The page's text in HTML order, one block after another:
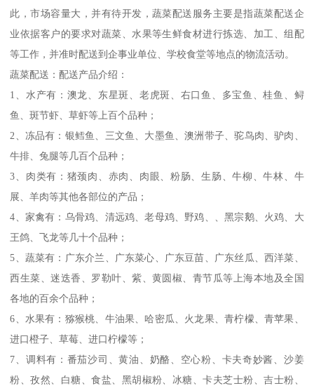
此，市场容量大，并有待开发，蔬菜配送服务主要是指蔬菜配送企
业依据客户的要求对蔬菜、水果等生鲜食材进行拣选、加工、组配
等工作，并准时配送到企事业单位、学校食堂等地点的物流活动。
蔬菜配送：配送产品介绍：
1、水产有：澳龙、东星斑、老虎斑、右口鱼、多宝鱼、桂鱼、鲟
鱼、斑节虾、草虾等上百个品种；
2、冻品有：银鳕鱼、三文鱼、大墨鱼、澳洲带子、驼鸟肉、驴肉、
牛排、兔腿等几百个品种；
3、肉类有：猪颈肉、赤肉、肉眼、粉肠、生肠、牛柳、牛林、牛
展、羊肉等其他各部位的产品；
4、家禽有：乌骨鸡、清远鸡、老母鸡、野鸡、、黑宗鹅、火鸡、大
王鸽、飞龙等几十个品种；
5、蔬菜有：广东介兰、广东菜心、广东豆苗、广东丝瓜、西洋菜、
西生菜、迷迭香、罗勒叶、紫、黄圆椒、青节瓜等上海本地及全国
各地的百余个品种；
6、水果有：猕猴桃、牛油果、哈密瓜、火龙果、青柠檬、青苹果、
进口橙子、草莓、进口柠檬等；
7、调料有：番茄沙司、黄油、奶酪、空心粉、卡夫奇妙酱、沙姜
粉、孜然、白糖、食盐、黑胡椒粉、冰糖、卡夫芝士粉、吉士粉、